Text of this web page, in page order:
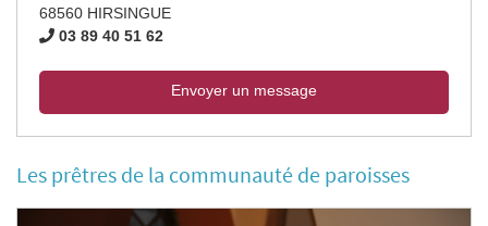
68560 HIRSINGUE
03 89 40 51 62
Envoyer un message
Les prêtres de la communauté de paroisses